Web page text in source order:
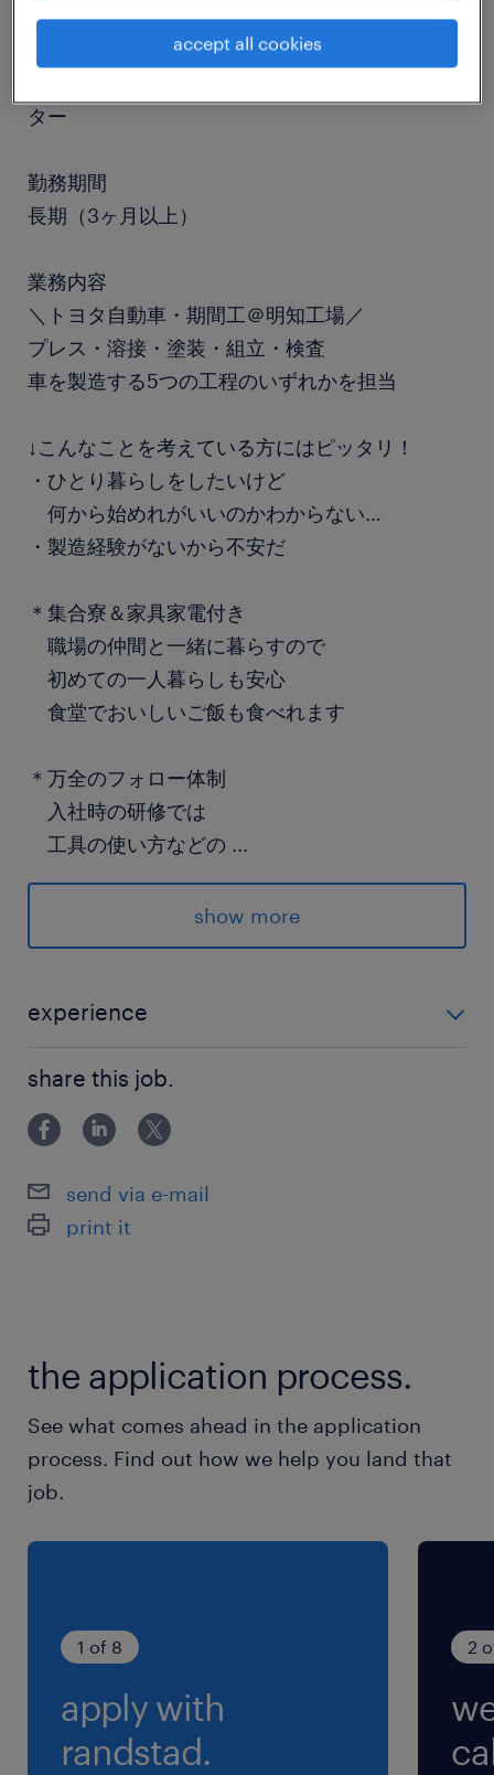
ター
勤務期間
長期（3ヶ月以上）
業務内容
＼トヨタ自動車・期間工＠明知工場／
プレス・溶接・塗装・組立・検査
車を製造する5つの工程のいずれかを担当
↓こんなことを考えている方にはピッタリ！
・ひとり暮らしをしたいけど
何から始めれがいいのかわからない…
・製造経験がないから不安だ
＊集合寮＆家具家電付き
職場の仲間と一緒に暮らすので
初めての一人暮らしも安心
食堂でおいしいご飯も食べれます
＊万全のフォロー体制
入社時の研修では
工具の使い方などの ...
実践的な知識をイチからしっかり学べます
▼詳細はコチラ
ko
派遣先の特徴
愛知県豊田市に本社を置く、日本最大手であり、
世界でもトップクラスの販売台数と高いブランド
最寄駅
企業カレンダーによる
型連休（平均9日間）／年間休日120日以上
就業時間
（1）6:25-15:05（実働7時間35分・休憩65分）
勤のみとなる可能性あり。
残業
～40時間／月
show more
experience
の方も安心して仕事に臨めるよう フォロー体制がしっ
かりしています★ ◆ご就業が初めての方の標準的な月
収例 327,730円（日給11,150円）
share this job.
send via e-mail
print it
the application process.
See what comes ahead in the application
process. Find out how we help you land that
job.
1 of 8
apply with
randstad.
2
accept all cookies